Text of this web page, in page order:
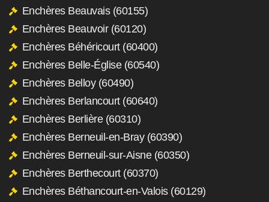
Enchères Beauvais (60155)
Enchères Beauvoir (60120)
Enchères Béhéricourt (60400)
Enchères Belle-Église (60540)
Enchères Belloy (60490)
Enchères Berlancourt (60640)
Enchères Berlière (60310)
Enchères Berneuil-en-Bray (60390)
Enchères Berneuil-sur-Aisne (60350)
Enchères Berthecourt (60370)
Enchères Béthancourt-en-Valois (60129)